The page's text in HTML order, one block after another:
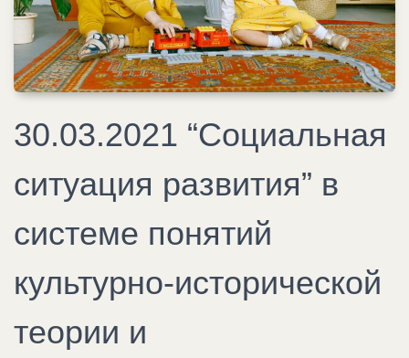
30.03.2021 “Социальная
ситуация развития” в
системе понятий
культурно-исторической
теории и